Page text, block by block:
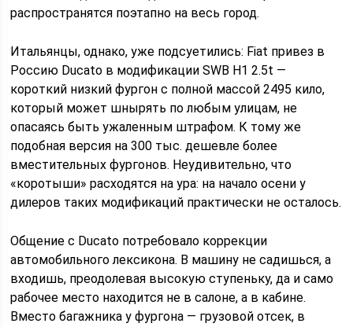
распространятся поэтапно на весь город.
Итальянцы, однако, уже подсуетились: Fiat привез в
Россию Ducato в модификации SWB H1 2.5t —
короткий низкий фургон с полной массой 2495 кило,
который может шнырять по любым улицам, не
опасаясь быть ужаленным штрафом. К тому же
подобная версия на 300 тыс. дешевле более
вместительных фургонов. Неудивительно, что
«коротыши» расходятся на ура: на начало осени у
дилеров таких модификаций практически не осталось.
Общение с Ducato потребовало коррекции
автомобильного лексикона. В машину не садишься, а
входишь, преодолевая высокую ступеньку, да и само
рабочее место находится не в салоне, а в кабине.
Вместо багажника у фургона — грузовой отсек, в